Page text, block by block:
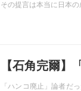
その提言は本当に日本
【石角完爾】
「ハンコ廃止」論者だ